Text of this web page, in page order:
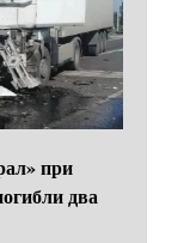
при
два